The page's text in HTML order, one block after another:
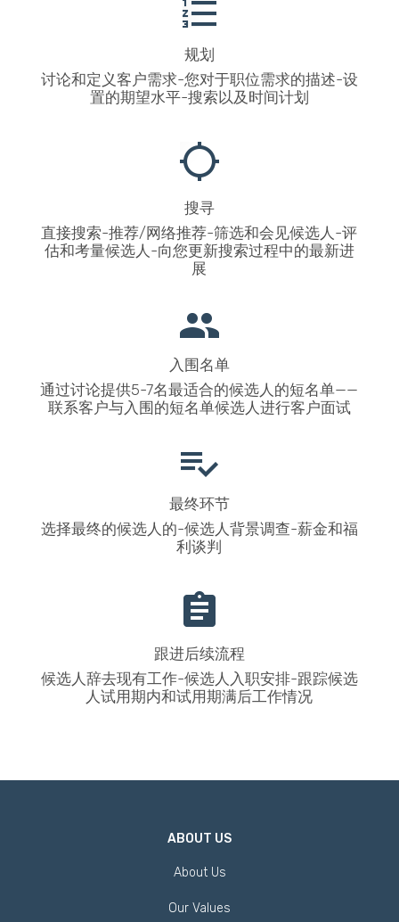
规划
讨论和定义客户需求-您对于职位需求的描述-设
置的期望水平-搜索以及时间计划
搜寻
直接搜索-推荐/网络推荐-筛选和会见候选人-评
估和考量候选人-向您更新搜索过程中的最新进
展
入围名单
通过讨论提供5-7名最适合的候选人的短名单——
联系客户与入围的短名单候选人进行客户面试
最终环节
选择最终的候选人的-候选人背景调查-薪金和福
利谈判
跟进后续流程
候选人辞去现有工作-候选人入职安排-跟踪候选
人试用期内和试用期满后工作情况
ABOUT US
About Us
Our Values